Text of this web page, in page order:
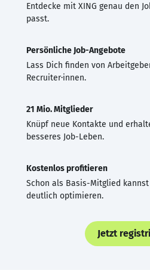
Entdecke mit XING genau den
passt.
Persönliche Job-Angebote
Lass Dich finden von
Recruiter·innen.
21 Mio. Mitglieder
Knüpf neue Kontakte und
besseres Job-Leben.
Kostenlos profitieren
Schon als Basis-Mitglied kannst
deutlich optimieren.
Jetzt